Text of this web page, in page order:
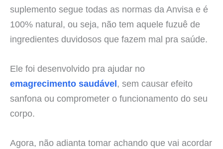
suplemento segue todas as normas da Anvisa e é
100% natural, ou seja, não tem aquele fuzuê de
ingredientes duvidosos que fazem mal pra saúde.
Ele foi desenvolvido pra ajudar no
emagrecimento saudável, sem causar efeito
sanfona ou comprometer o funcionamento do seu
corpo.
Agora, não adianta tomar achando que vai acordar